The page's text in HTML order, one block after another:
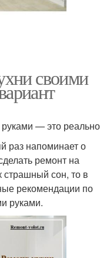
своими
— это реально
раз напоминает о
ремонт на
страшный сон, то в
рекомендации по
руками.